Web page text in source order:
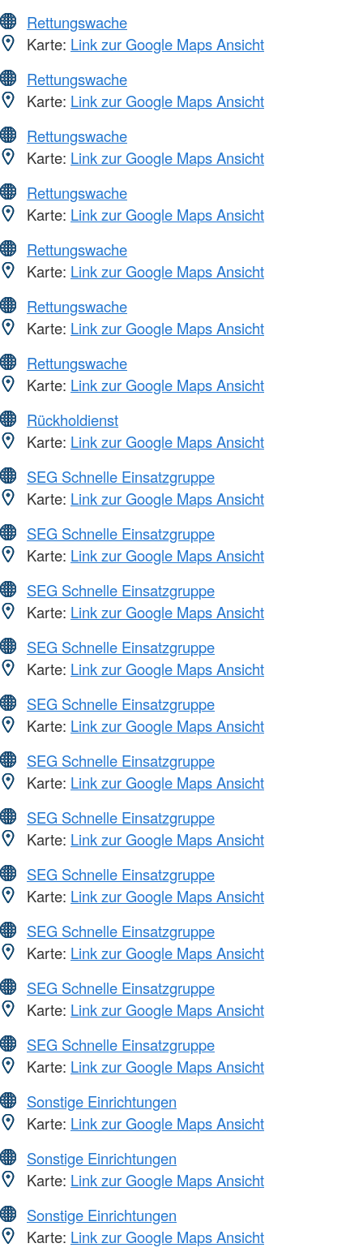
Rettungswache
Karte: Link zur Google Maps Ansicht
Rettungswache
Karte: Link zur Google Maps Ansicht
Rettungswache
Karte: Link zur Google Maps Ansicht
Rettungswache
Karte: Link zur Google Maps Ansicht
Rettungswache
Karte: Link zur Google Maps Ansicht
Rettungswache
Karte: Link zur Google Maps Ansicht
Rettungswache
Karte: Link zur Google Maps Ansicht
Rückholdienst
Karte: Link zur Google Maps Ansicht
SEG Schnelle Einsatzgruppe
Karte: Link zur Google Maps Ansicht
SEG Schnelle Einsatzgruppe
Karte: Link zur Google Maps Ansicht
SEG Schnelle Einsatzgruppe
Karte: Link zur Google Maps Ansicht
SEG Schnelle Einsatzgruppe
Karte: Link zur Google Maps Ansicht
SEG Schnelle Einsatzgruppe
Karte: Link zur Google Maps Ansicht
SEG Schnelle Einsatzgruppe
Karte: Link zur Google Maps Ansicht
SEG Schnelle Einsatzgruppe
Karte: Link zur Google Maps Ansicht
SEG Schnelle Einsatzgruppe
Karte: Link zur Google Maps Ansicht
SEG Schnelle Einsatzgruppe
Karte: Link zur Google Maps Ansicht
SEG Schnelle Einsatzgruppe
Karte: Link zur Google Maps Ansicht
SEG Schnelle Einsatzgruppe
Karte: Link zur Google Maps Ansicht
Sonstige Einrichtungen
Karte: Link zur Google Maps Ansicht
Sonstige Einrichtungen
Karte: Link zur Google Maps Ansicht
Sonstige Einrichtungen
Karte: Link zur Google Maps Ansicht